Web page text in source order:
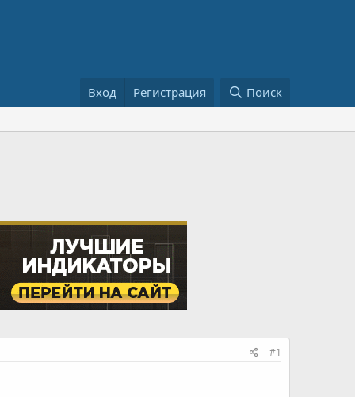
Вход Регистрация Поиск
#1